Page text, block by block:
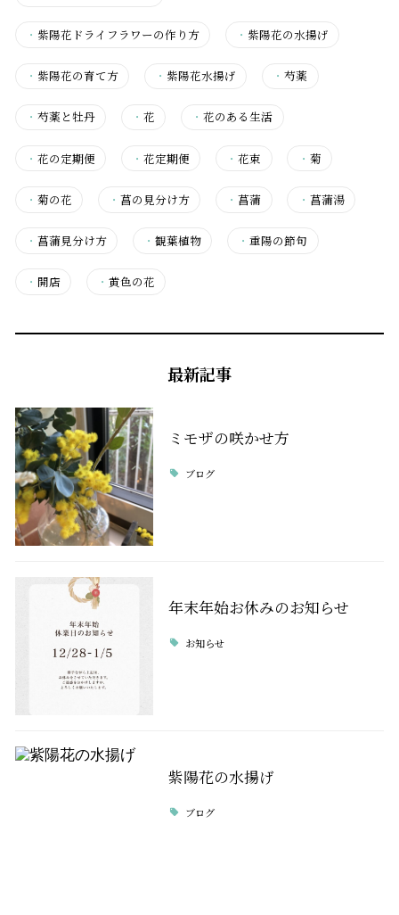
・ 紫陽花ドライフラワーの作り方 ・ 紫陽花の水揚げ
・ 紫陽花の育て方 ・ 紫陽花水揚げ ・芍薬
・ 芍薬と牡丹 ・花 ・花のある生活
・ 花の定期便 ・花定期便 ・花束 ・ 菊
・ 菊の花 ・菖の見分け方 ・菖蒲 ・ 菖蒲湯
・ 菖蒲見分け方 ・観葉植物 ・重陽の節句
・ 開店 ・黄色の花
最新記事
ミモザの咲かせ方
ブログ
年末年始お休みのお知らせ
お知らせ
紫陽花の水揚げ
ブログ